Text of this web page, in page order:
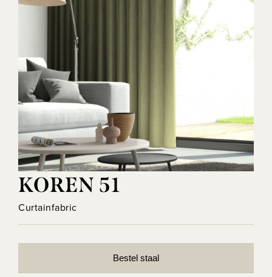
KOREN 51
Curtainfabric
Bestel staal